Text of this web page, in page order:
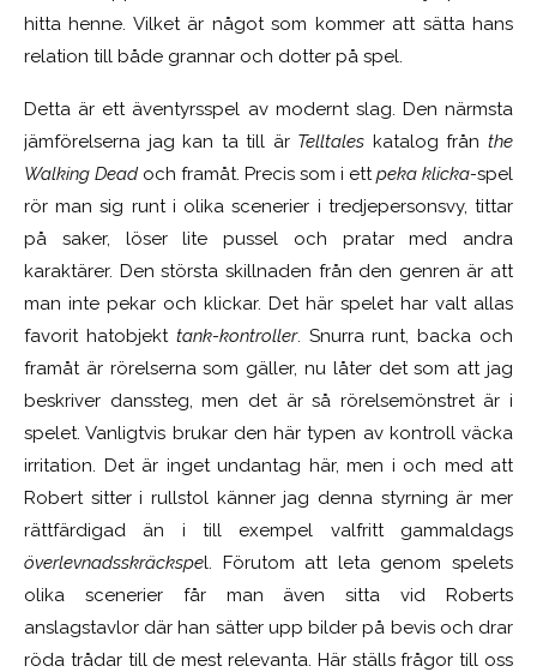
hitta henne. Vilket är något som kommer att sätta hans
relation till både grannar och dotter på spel.
Detta är ett äventyrsspel av modernt slag. Den närmsta
jämförelserna jag kan ta till är Telltales katalog frånthe
Walking Dead och framåt. Precis som i ettpeka klicka-spel
rör man sig runt i olika scenerier i tredjepersonsvy, tittar
på saker, löser lite pussel och pratar med andra
karaktärer. Den största skillnaden från den genren är att
man inte pekar och klickar. Det här spelet har valt allas
favorit hatobjekt tank-kontroller. Snurra runt, backa och
framåt är rörelserna som gäller, nu låter det som att jag
beskriver danssteg, men det är så rörelsemönstret är i
spelet. Vanligtvis brukar den här typen av kontroll väcka
irritation. Det är inget undantag här, men i och med att
Robert sitter i rullstol känner jag denna styrning är mer
rättfärdigad än i till exempel valfritt gammaldags
överlevnadsskräckspel. Förutom att leta genom spelets
olika scenerier får man även sitta vid Roberts
anslagstavlor där han sätter upp bilder på bevis och drar
röda trådar till de mest relevanta. Här ställs frågor till oss